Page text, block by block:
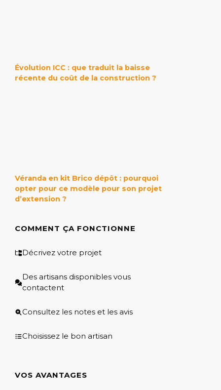
Évolution ICC : que traduit la baisse
récente du coût de la construction ?
Véranda en kit Brico dépôt : pourquoi
opter pour ce modèle pour son projet
d’extension ?
COMMENT ÇA FONCTIONNE
Décrivez votre projet
Des artisans disponibles vous
contactent
Consultez les notes et les avis
Choisissez le bon artisan
VOS AVANTAGES